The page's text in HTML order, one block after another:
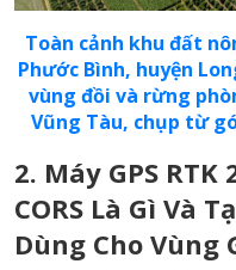
Toàn cảnh khu đất
Phước Bình, huyện
vùng đồi và rừng
Vũng Tàu, chụp từ
2. Máy GPS
CORS Là Gì Và
Dùng Cho Vùng